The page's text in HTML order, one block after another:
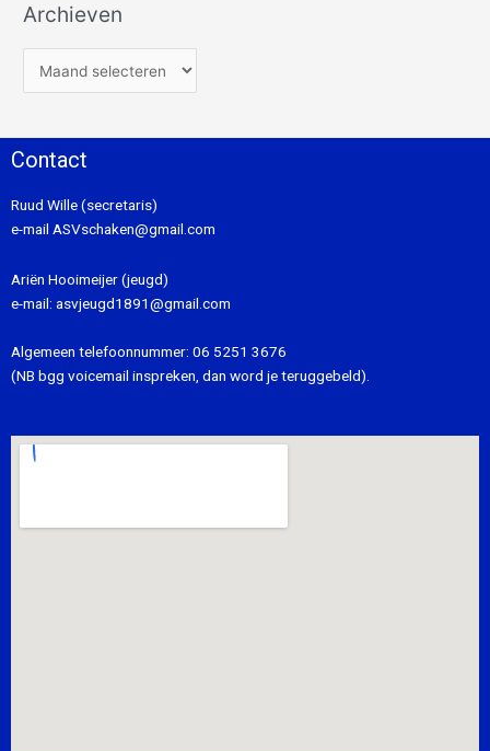
Archieven
Contact
Ruud Wille (secretaris)
e-mail ASVschaken@gmail.com
Ariën Hooimeijer (jeugd)
e-mail: asvjeugd1891@gmail.com
Algemeen telefoonnummer: 06 5251 3676
(NB bgg voicemail inspreken, dan word je teruggebeld).